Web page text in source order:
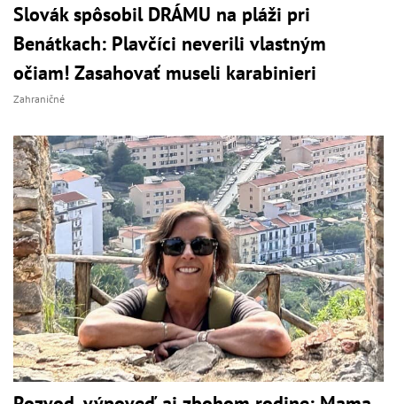
Slovák spôsobil DRÁMU na pláži pri
Benátkach: Plavčíci neverili vlastným
očiam! Zasahovať museli karabinieri
Zahraničné